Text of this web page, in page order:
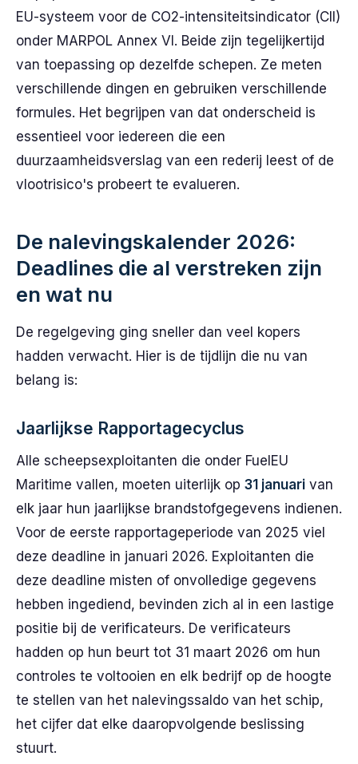
EU-systeem voor de CO2-intensiteitsindicator (CII)
onder MARPOL Annex VI. Beide zijn tegelijkertijd
van toepassing op dezelfde schepen. Ze meten
verschillende dingen en gebruiken verschillende
formules. Het begrijpen van dat onderscheid is
essentieel voor iedereen die een
duurzaamheidsverslag van een rederij leest of de
vlootrisico's probeert te evalueren.
De nalevingskalender 2026:
Deadlines die al verstreken zijn
en wat nu
De regelgeving ging sneller dan veel kopers
hadden verwacht. Hier is de tijdlijn die nu van
belang is:
Jaarlijkse Rapportagecyclus
Alle scheepsexploitanten die onder FuelEU
Maritime vallen, moeten uiterlijk op 31 januari van
elk jaar hun jaarlijkse brandstofgegevens indienen.
Voor de eerste rapportageperiode van 2025 viel
deze deadline in januari 2026. Exploitanten die
deze deadline misten of onvolledige gegevens
hebben ingediend, bevinden zich al in een lastige
positie bij de verificateurs. De verificateurs
hadden op hun beurt tot 31 maart 2026 om hun
controles te voltooien en elk bedrijf op de hoogte
te stellen van het nalevingssaldo van het schip,
het cijfer dat elke daaropvolgende beslissing
stuurt.